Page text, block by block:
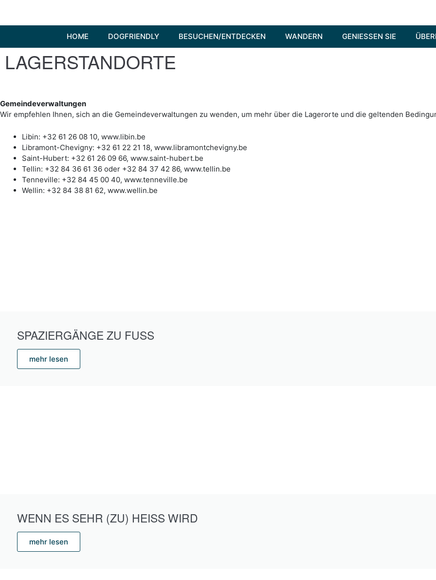
springen
HOME DOGFRIENDLY BESUCHEN/ENTDECKEN WANDERN GENIESSEN SIE
LAGERSTANDORTE
Gemeindeverwaltungen
Wir empfehlen Ihnen, sich an die Gemeindeverwaltungen zu wenden, um mehr über die Lagerorte und die geltenden
Libin: +32 61 26 08 10, www.libin.be
Libramont-Chevigny: +32 61 22 21 18, www.libramontchevigny.be
Saint-Hubert: +32 61 26 09 66, www.saint-hubert.be
Tellin: +32 84 36 61 36 oder +32 84 37 42 86, www.tellin.be
Tenneville: +32 84 45 00 40, www.tenneville.be
Wellin: +32 84 38 81 62, www.wellin.be
SPAZIERGÄNGE ZU FUSS
mehr lesen
WENN ES SEHR (ZU) HEISS WIRD
mehr lesen